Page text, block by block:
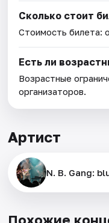
Сколько стоит
Стоимость билета:
Есть ли
Возрастные
организаторов.
Артист
N. B. Gang: